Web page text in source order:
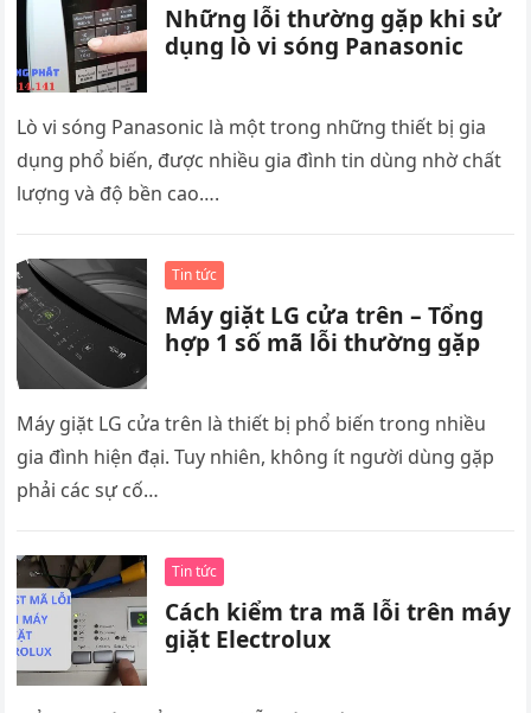
Những lỗi thường gặp khi sử
dụng lò vi sóng Panasonic
Lò vi sóng Panasonic là một trong những thiết bị gia
dụng phổ biến, được nhiều gia đình tin dùng nhờ chất
lượng và độ bền cao….
Tin tức
Máy giặt LG cửa trên – Tổng
hợp 1 số mã lỗi thường gặp
Máy giặt LG cửa trên là thiết bị phổ biến trong nhiều
gia đình hiện đại. Tuy nhiên, không ít người dùng gặp
phải các sự cố…
Tin tức
Cách kiểm tra mã lỗi trên máy
giặt Electrolux